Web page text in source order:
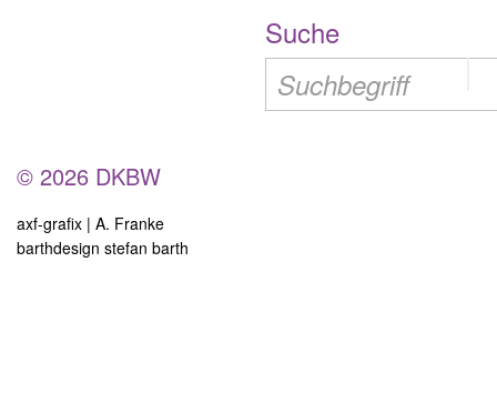
Suche
© 2026 DKBW
axf-grafix | A. Franke
barthdesign stefan barth